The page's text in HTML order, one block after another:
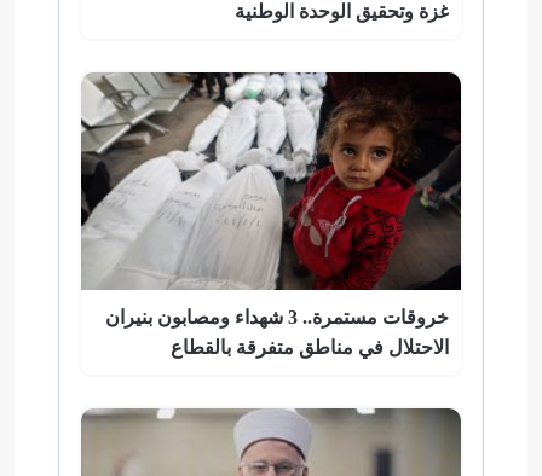
غزة وتحقيق الوحدة الوطنية
خروقات مستمرة.. 3 شهداء ومصابون بنيران
الاحتلال في مناطق متفرقة بالقطاع